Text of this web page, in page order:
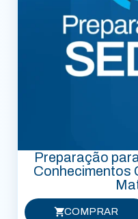
Preparação
Conhecimentos
COMPRAR